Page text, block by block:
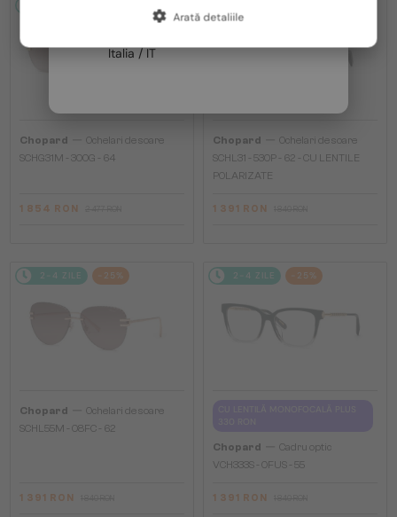
Chopard
Ochelari de soare
SCHG31M - 300G - 64
1 854 RON
Chopard
Ochelari de soare
SCHL31 - 530P - 62 - CU LENTILE
POLARIZATE
1 391 RON
2-4 ZILE -25%
Chopard
Ochelari de soare
SCHL55M - 08FC - 62
1 391 RON
2-4 ZILE -25%
Chopard
Cadru optic
VCH333S - 0FUS - 55
1 391 RON
Franța / FR
Italia / IT
Arată detaliile